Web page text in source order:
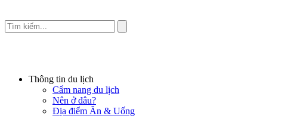
Thông tin du lịch
Cẩm nang du lịch
Nên ở đâu?
Địa điểm Ăn & Uống